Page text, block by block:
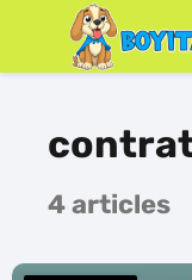
4 articles